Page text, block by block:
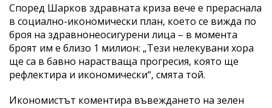
Според Шарков здравната криза вече е прераснала
в социално-икономически план, което се вижда по
броя на здравнонеосигурени лица – в момента
броят им е близо 1 милион: „Тези нелекувани хора
ще са в бавно нарастваща прогресия, която ще
рефлектира и икономически“, смята той.
Икономистът коментира въвеждането на зелен